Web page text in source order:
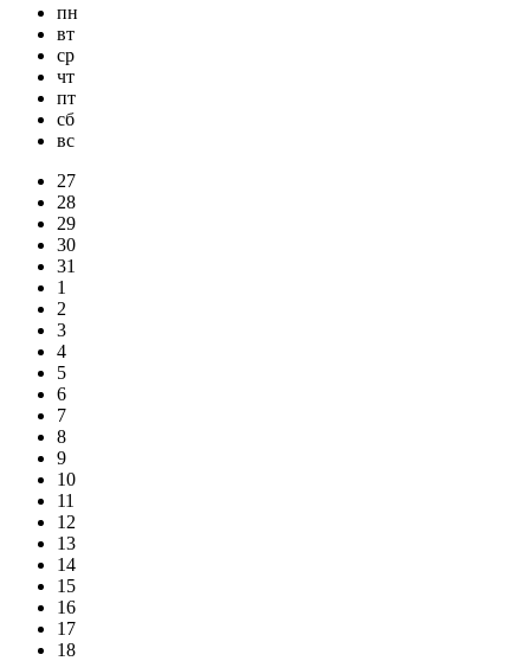
пн
вт
ср
чт
пт
сб
вс
27
28
29
30
31
1
2
3
4
5
6
7
8
9
10
11
12
13
14
15
16
17
18